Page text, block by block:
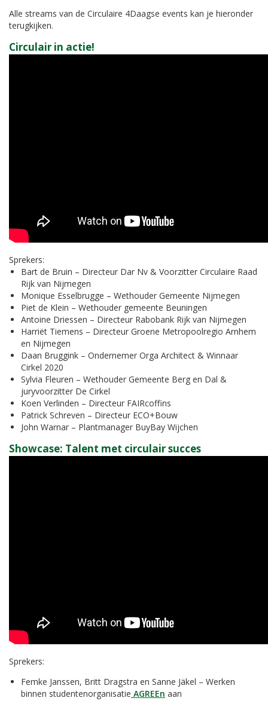
Alle streams van de Circulaire 4Daagse events kan je hieronder
terugkijken.
Circulair in actie!
Sprekers:
Bart de Bruin – Directeur Dar Nv & Voorzitter Circulaire Raad
Rijk van Nijmegen
Monique Esselbrugge – Wethouder Gemeente Nijmegen
Piet de Klein – Wethouder gemeente Beuningen
Antoine Driessen – Directeur Rabobank Rijk van Nijmegen
Harriët Tiemens – Directeur Groene Metropoolregio Arnhem
en Nijmegen
Daan Bruggink – Ondernemer Orga Architect & Winnaar
Cirkel 2020
Sylvia Fleuren – Wethouder Gemeente Berg en Dal &
juryvoorzitter De Cirkel
Koen Verlinden – Directeur FAIRcoffins
Patrick Schreven – Directeur ECO+Bouw
John Warnar – Plantmanager BuyBay Wijchen
Showcase: Talent met circulair succes
Sprekers:
Femke Janssen, Britt Dragstra en Sanne Jäkel – Werken
binnen studentenorganisatie AGREEn aan